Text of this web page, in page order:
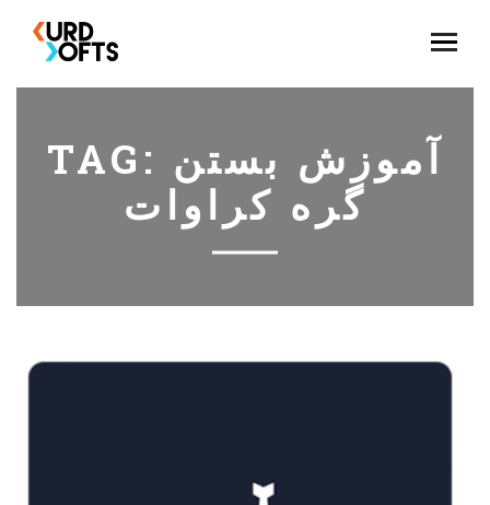
TAG: آموزش بستن
گره کراوات